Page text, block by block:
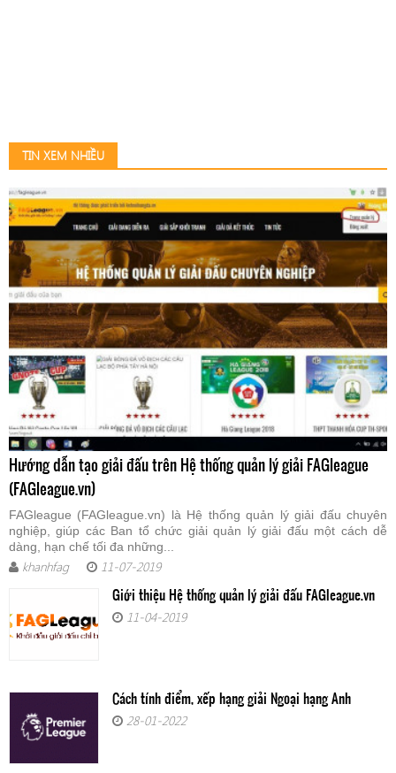
TIN XEM NHIỀU
Hướng dẫn tạo giải đấu trên Hệ thống quản lý giải FAGleague
(FAGleague.vn)
FAGleague (FAGleague.vn) là Hệ thống quản lý giải đấu chuyên
nghiệp, giúp các Ban tổ chức giải quản lý giải đấu một cách dễ
dàng, hạn chế tối đa những...
khanhfag 11-07-2019
Giới thiệu Hệ thống quản lý giải đấu FAGleague.vn
11-04-2019
Cách tính điểm, xếp hạng giải Ngoại hạng Anh
28-01-2022